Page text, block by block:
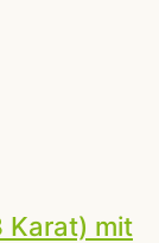
Karat) mit